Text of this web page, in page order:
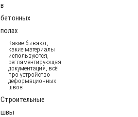
в
бетонных
полах
Какие бывают,
какие материалы
используются,
регламентирующая
документация, всё
про устройство
деформационных
швов
Строительные
швы